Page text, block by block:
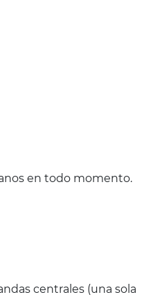
en todo momento.
centrales (una sola